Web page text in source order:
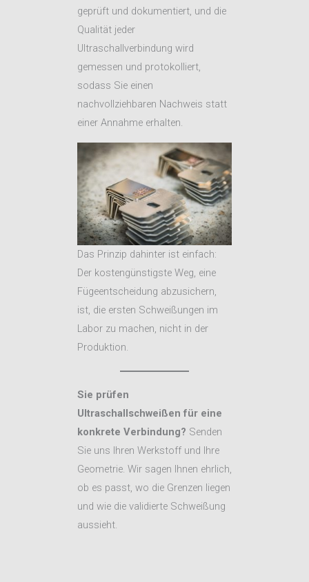
geprüft und dokumentiert, und die
Qualität jeder
Ultraschallverbindung wird
gemessen und protokolliert,
sodass Sie einen
nachvollziehbaren Nachweis statt
einer Annahme erhalten.
Das Prinzip dahinter ist einfach:
Der kostengünstigste Weg, eine
Fügeentscheidung abzusichern,
ist, die ersten Schweißungen im
Labor zu machen, nicht in der
Produktion.
Sie prüfen
Ultraschallschweißen für eine
konkrete Verbindung? Senden
Sie uns Ihren Werkstoff und Ihre
Geometrie. Wir sagen Ihnen ehrlich,
ob es passt, wo die Grenzen liegen
und wie die validierte Schweißung
aussieht.